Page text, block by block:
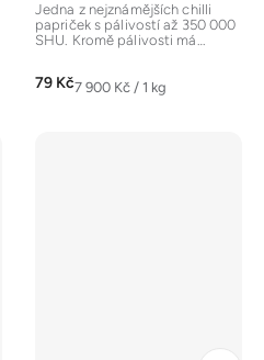
79 KčMěrná
7 900 Kč / 1 kg
Jedna z nejznámějších chilli
papriček s pálivostí až 350 000
SHU. Kromě pálivosti má